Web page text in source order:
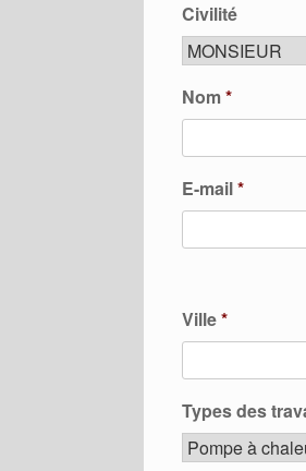
Civilité
Nom*
E-mail*
Ville*
Types des